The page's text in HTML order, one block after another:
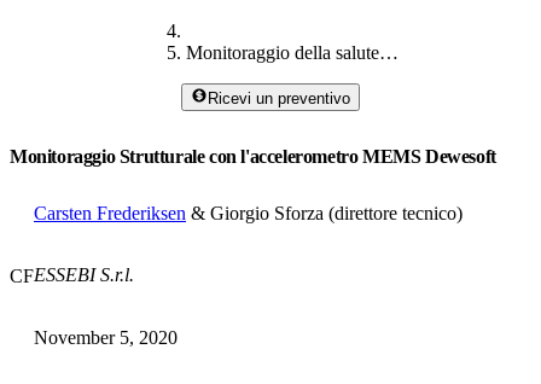
Monitoraggio della salute strutturale con accelerometri MEMS
Ricevi un preventivo
Monitoraggio Strutturale con l'accelerometro MEMS Dewesoft
CF
Carsten Frederiksen & Giorgio Sforza (direttore tecnico)
ESSEBI S.r.l.
November 5, 2020